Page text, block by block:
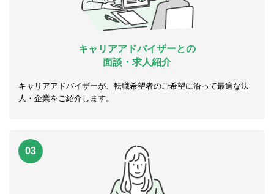
キャリアアドバイザーとの
面談・求人紹介
キャリアアドバイザーが、転職希望者のご希望に沿って最適な法
人・企業をご紹介します。
03